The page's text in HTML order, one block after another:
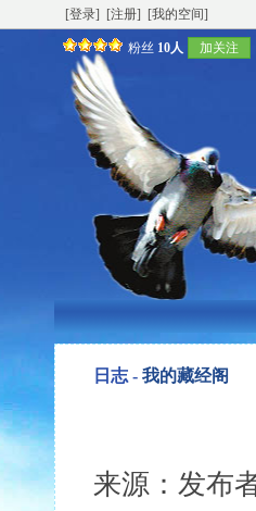
[登录] [注册] [我的空间]
粉丝 10人 加关注
日志 - 我的藏经阁
来源：发布